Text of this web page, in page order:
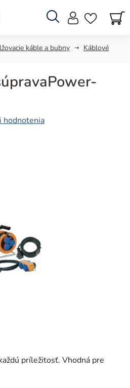
Hľadať
káble a bubny
Káblové
príležitosť. Vhodná pre
hodnotenia